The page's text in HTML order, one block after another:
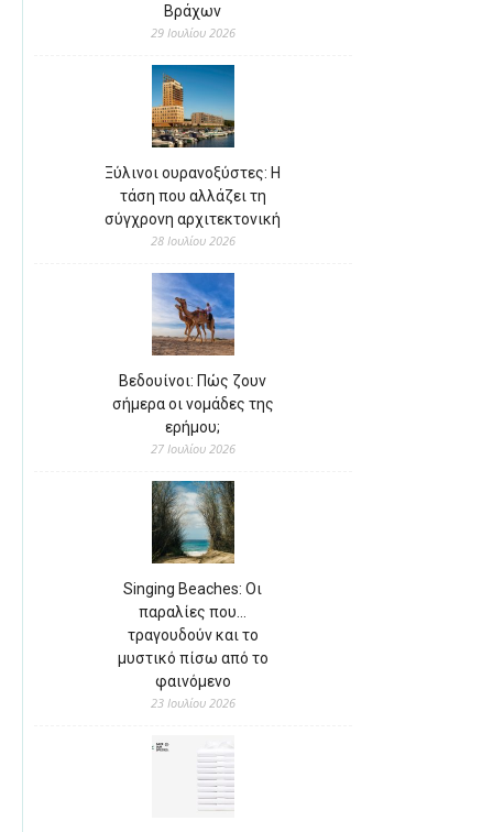
Βράχων
29 Ιουλίου 2026
Ξύλινοι ουρανοξύστες: Η
τάση που αλλάζει τη
σύγχρονη αρχιτεκτονική
28 Ιουλίου 2026
Βεδουίνοι: Πώς ζουν
σήμερα οι νομάδες της
ερήμου;
27 Ιουλίου 2026
Singing Beaches: Οι
παραλίες που…
τραγουδούν και το
μυστικό πίσω από το
φαινόμενο
23 Ιουλίου 2026